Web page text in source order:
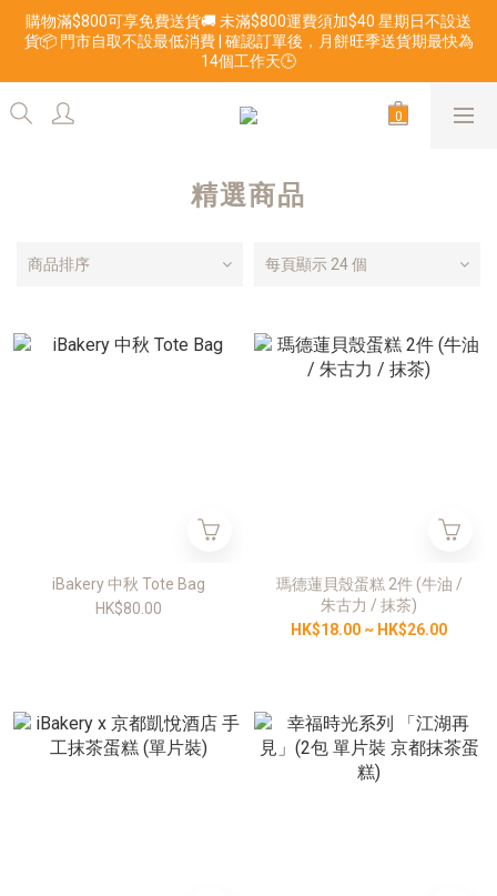
購物滿$800可享免費送貨🚚 未滿$800運費須加$40 星期日不設送
貨📦 門市自取不設最低消費 | 確認訂單後，月餅旺季送貨期最快為
14個工作天🕒
精選商品
商品排序 每頁顯示 24 個
iBakery 中秋 Tote Bag
HK$80.00
瑪德蓮貝殼蛋糕 2件 (牛油 /
朱古力 / 抹茶)
HK$18.00 ~ HK$26.00